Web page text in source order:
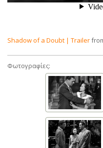
Shadow of a Doubt | Trailer
Φωτογραφίες: